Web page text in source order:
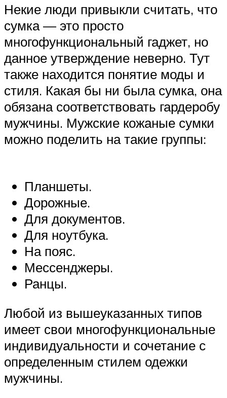
Некие люди привыкли считать, что
сумка — это просто
многофункциональный гаджет, но
данное утверждение неверно. Тут
также находится понятие моды и
стиля. Какая бы ни была сумка, она
обязана соответствовать гардеробу
мужчины. Мужские кожаные сумки
можно поделить на такие группы:
Планшеты.
Дорожные.
Для документов.
Для ноутбука.
На пояс.
Мессенджеры.
Ранцы.
Любой из вышеуказанных типов
имеет свои многофункциональные
индивидуальности и сочетание с
определенным стилем одежки
мужчины.